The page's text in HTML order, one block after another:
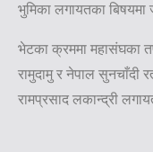
भुमिका लगायतका बिषयमा
भेटका क्रममा महासंघका
रामुदामु र नेपाल सुनचाँदी
रामप्रसाद लकान्द्री